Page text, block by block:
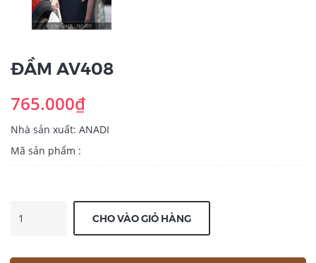
ĐẦM AV408
765.000₫
Nhà sản xuất: ANADI
Mã sản phẩm :
CHO VÀO GIỎ HÀNG